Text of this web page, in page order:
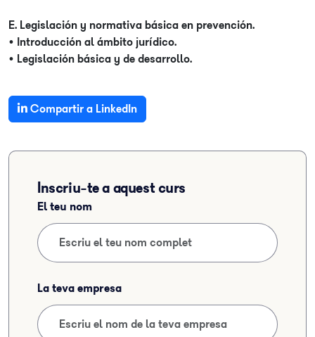
E. Legislación y normativa básica en prevención.
• Introducción al ámbito jurídico.
• Legislación básica y de desarrollo.
Compartir a LinkedIn
Inscriu-te a aquest curs
El teu nom
La teva empresa